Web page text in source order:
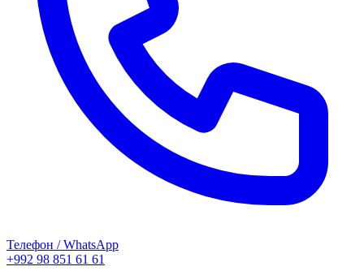
Телефон / WhatsApp
+992 98 851 61 61